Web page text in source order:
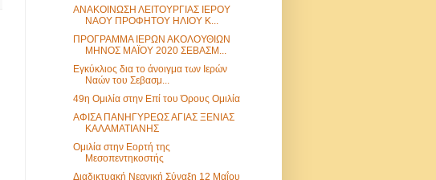
ΑΝΑΚΟΙΝΩΣΗ ΛΕΙΤΟΥΡΓΙΑΣ ΙΕΡΟΥ
ΝΑΟΥ ΠΡΟΦΗΤΟΥ ΗΛΙΟΥ Κ...
ΠΡΟΓΡΑΜΜΑ ΙΕΡΩΝ ΑΚΟΛΟΥΘΙΩΝ
ΜΗΝΟΣ ΜΑΪΟY 2020 ΣΕΒΑΣΜ...
Εγκύκλιος δια το άνοιγμα των Ιερών
Ναών του Σεβασμ...
49η Ομιλία στην Επί του Όρους Ομιλία
ΑΦΙΣΑ ΠΑΝΗΓΥΡΕΩΣ ΑΓΙΑΣ ΞΕΝΙΑΣ
ΚΑΛΑΜΑΤΙΑΝΗΣ
Ομιλία στην Εορτή της
Μεσοπεντηκοστής
Διαδικτυακή Νεανική Σύναξη 12 Μαΐου